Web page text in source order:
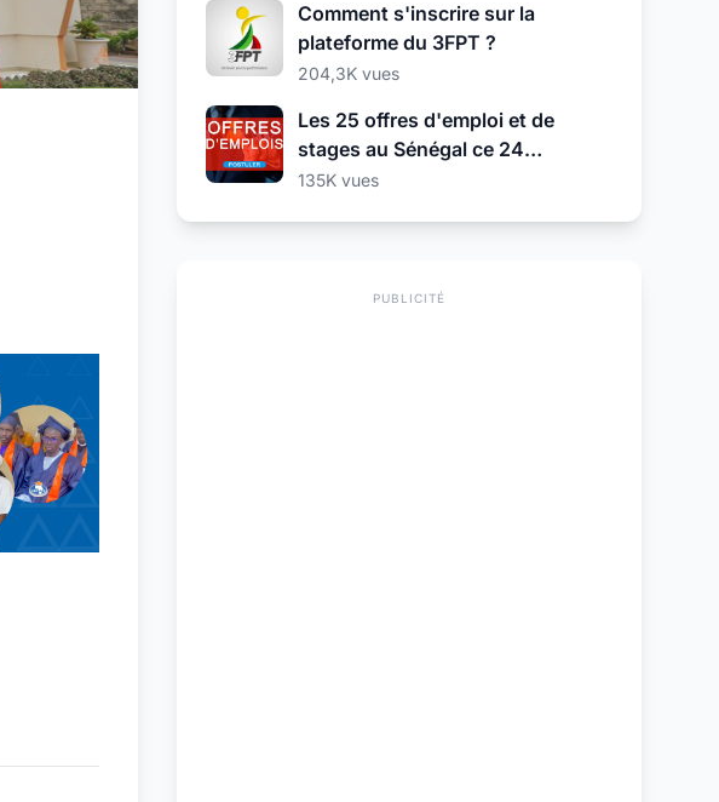
Comment s'inscrire sur la
plateforme du 3FPT ?
204,3K vues
Les 25 offres d'emploi et de
stages au Sénégal ce 24
Septembre 2025
135K vues
PUBLICITÉ